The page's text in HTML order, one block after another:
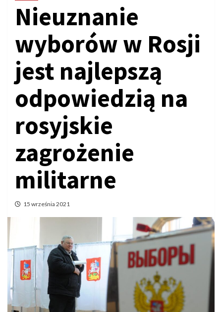
Nieuznanie
wyborów w Rosji
jest najlepszą
odpowiedzią na
rosyjskie
zagrożenie
militarne
15 września 2021